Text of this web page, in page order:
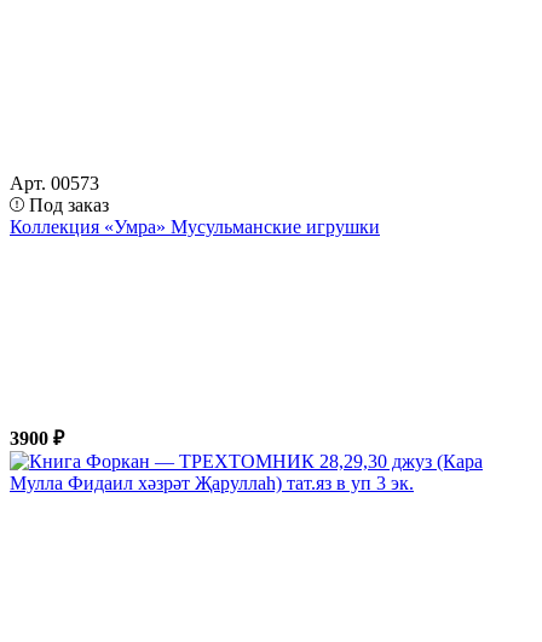
Арт. 00573
Под заказ
Коллекция «Умра» Мусульманские игрушки
3900 ₽